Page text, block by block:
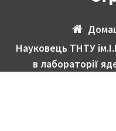
Науковець ТНТУ
в лабораторії